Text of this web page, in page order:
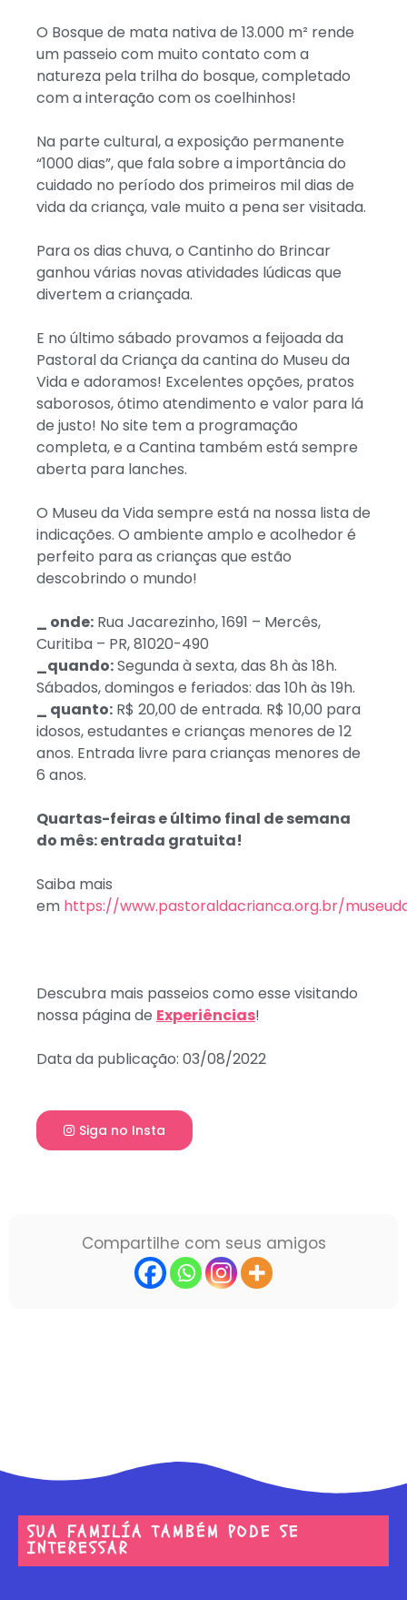
O Bosque de mata nativa de 13.000 m² rende
um passeio com muito contato com a
natureza pela trilha do bosque, completado
com a interação com os coelhinhos!
Na parte cultural, a exposição permanente
“1000 dias”, que fala sobre a importância do
cuidado no período dos primeiros mil dias de
vida da criança, vale muito a pena ser visitada.
Para os dias chuva, o Cantinho do Brincar
ganhou várias novas atividades lúdicas que
divertem a criançada.
E no último sábado provamos a feijoada da
Pastoral da Criança da cantina do Museu da
Vida e adoramos! Excelentes opções, pratos
saborosos, ótimo atendimento e valor para lá
de justo! No site tem a programação
completa, e a Cantina também está sempre
aberta para lanches.
O Museu da Vida sempre está na nossa lista de
indicações. O ambiente amplo e acolhedor é
perfeito para as crianças que estão
descobrindo o mundo!
_ onde: Rua Jacarezinho, 1691 – Mercês,
Curitiba – PR, 81020-490
_quando:Segunda à sexta, das 8h às 18h.
Sábados, domingos e feriados: das 10h às 19h.
_ quanto: R$ 20,00 de entrada. R$ 10,00 para
idosos, estudantes e crianças menores de 12
anos. Entrada livre para crianças menores de
6 anos.
Quartas-feiras e último final de semana
do mês: entrada gratuita!
Saiba mais
em https://www.pastoraldacrianca.org.br/
Descubra mais passeios como esse visitando
nossa página de Experiências!
Data da publicação: 03/08/2022
Siga no Insta
Compartilhe com seus amigos
SUA FAMILÍA TAMBÉM PODE SE
INTERESSAR